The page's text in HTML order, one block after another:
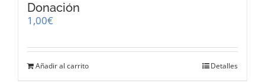
Donación
1,00€
Añadir al carrito Detalles